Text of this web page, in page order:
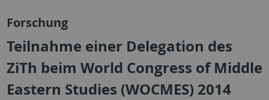
Forschung
Teilnahme einer Delegation des
ZiTh beim World Congress of Middle
Eastern Studies (WOCMES) 2014